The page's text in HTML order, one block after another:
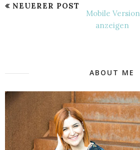
NEUERER POST
Mobile Version
anzeigen
ABOUT ME